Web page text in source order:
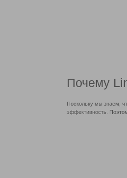
Почему
Поскольку мы знаем,
эффективность.